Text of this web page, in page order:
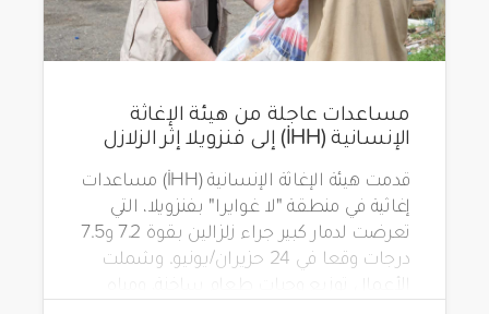
مساعدات عاجلة من هيئة الإغاثة
الإنسانية (İHH) إلى فنزويلا إثر الزلازل
قدمت هيئة الإغاثة الإنسانية (İHH) مساعدات
إغاثية في منطقة "لا غوايرا" بفنزويلا، التي
تعرضت لدمار كبير جراء زلزالين بقوة 7.2 و7.5
درجات وقعا في 24 حزيران/يونيو. وشملت
شرب، وطرود غذائية، وحقائب مستلزمات